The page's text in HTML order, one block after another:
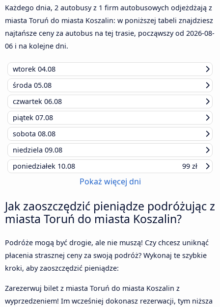
Każdego dnia, 2 autobusy z 1 firm autobusowych odjeżdżają z
miasta Toruń do miasta Koszalin: w poniższej tabeli znajdziesz
najtańsze ceny za autobus na tej trasie, począwszy od 2026-08-
06 i na kolejne dni.
wtorek 04.08
środa 05.08
czwartek 06.08
piątek 07.08
sobota 08.08
niedziela 09.08
poniedziałek 10.08 99 zł
Pokaż więcej dni
Jak zaoszczędzić pieniądze podróżując z
miasta Toruń do miasta Koszalin?
Podróże mogą być drogie, ale nie muszą! Czy chcesz uniknąć
płacenia strasznej ceny za swoją podróż? Wykonaj te szybkie
kroki, aby zaoszczędzić pieniądze:
Zarezerwuj bilet z miasta Toruń do miasta Koszalin z
wyprzedzeniem! Im wcześniej dokonasz rezerwacji, tym niższa